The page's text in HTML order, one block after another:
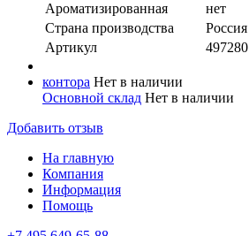
Ароматизированная
нет
Страна производства
Россия
Артикул
497280
контора Нет в наличии
Основной склад Нет в наличии
Добавить отзыв
На главную
Компания
Информация
Помощь